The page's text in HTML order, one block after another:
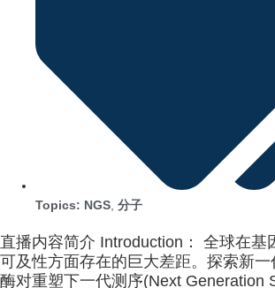
Topics: NGS 分子
直播内容简介 Introduction： 全球在基
可及性方面存在的巨大差距。探索新
酶对重塑下一代测序(Next Generation